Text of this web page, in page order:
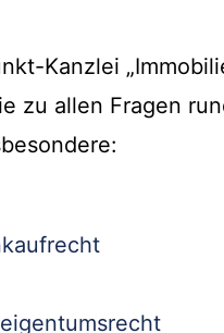
Kanzlei
zu allen Fragen